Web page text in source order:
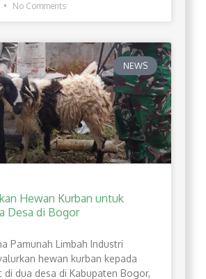
No Comments
NEWS
Hewan Kurban untuk
Desa di Bogor
Pamunah Limbah Industri
hewan kurban kepada
di dua desa di Kabupaten Bogor,